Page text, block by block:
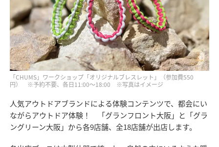
「CHUMS」ワークショップ「オリジナルブレスレット」（参加費550
円） ※予約不要、各日11:00～18:00 ※写真はイメージ
人気アウトドアブランドによる体験コンテンツで、都会にい
ながらアウトドア体験！ 「グランフロント大阪」と「グラ
ングリーン大阪」から各9店舗、全18店舗が出店します。